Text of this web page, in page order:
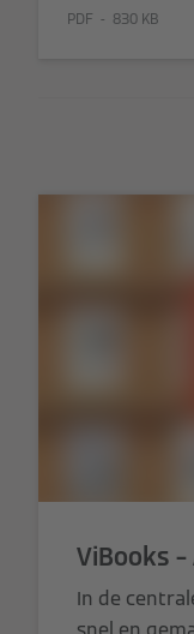
PDF 830 KB
ViBooks
In de